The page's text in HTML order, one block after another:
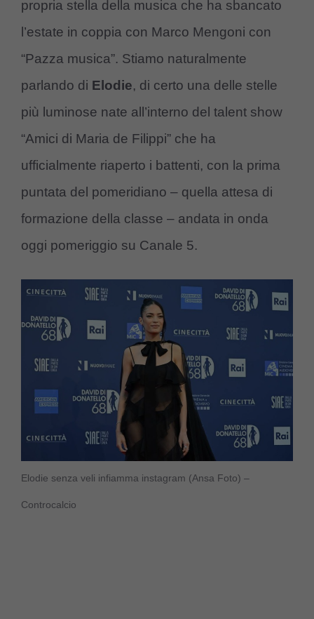
propria stella della musica che ha sbancato
l’estate in coppia con Marco Mengoni con
“Pazza musica”. Stiamo naturalmente
parlando di Elodie, di certo una delle stelle
più luminose nate all’interno del talent show
“Amici di Maria de Filippi” che ha
ufficialmente riaperto i battenti, con la prima
puntata del pomeridiano – quella attesa di
formazione della classe – andata in onda
oggi pomeriggio su Canale 5.
Elodie senza veli infiamma instagram (Ansa Foto) –
Controcalcio